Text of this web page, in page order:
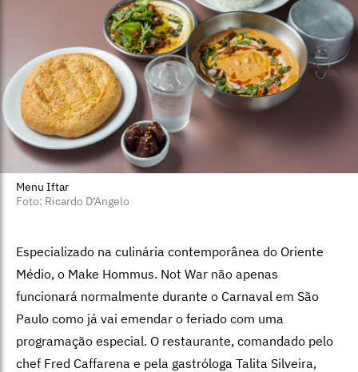
Menu Iftar
Foto: Ricardo D'Angelo
Especializado na culinária contemporânea do Oriente
Médio, o Make Hommus. Not War não apenas
funcionará normalmente durante o Carnaval em São
Paulo como já vai emendar o feriado com uma
programação especial. O restaurante, comandado pelo
chef Fred Caffarena e pela gastróloga Talita Silveira,